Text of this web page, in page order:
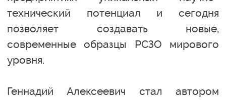
технический потенциал и сегодня
позволяет создавать новые,
современные образцы РСЗО мирового
уровня.
Геннадий Алексеевич стал автором